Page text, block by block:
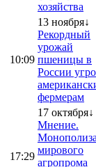
хозяйства
10:09
13 ноября↓
Рекордный
урожай
пшеницы в
России
фермерам
17:29
17 октября↓
Мнение.
мирового
агропрома